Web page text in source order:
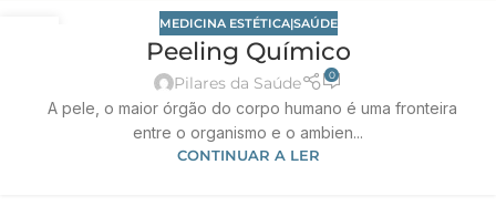
MEDICINA ESTÉTICA|SAÚDE
Peeling Químico
Pilares da Saúde 0
A pele, o maior órgão do corpo humano é uma fronteira
entre o organismo e o ambien...
CONTINUAR A LER